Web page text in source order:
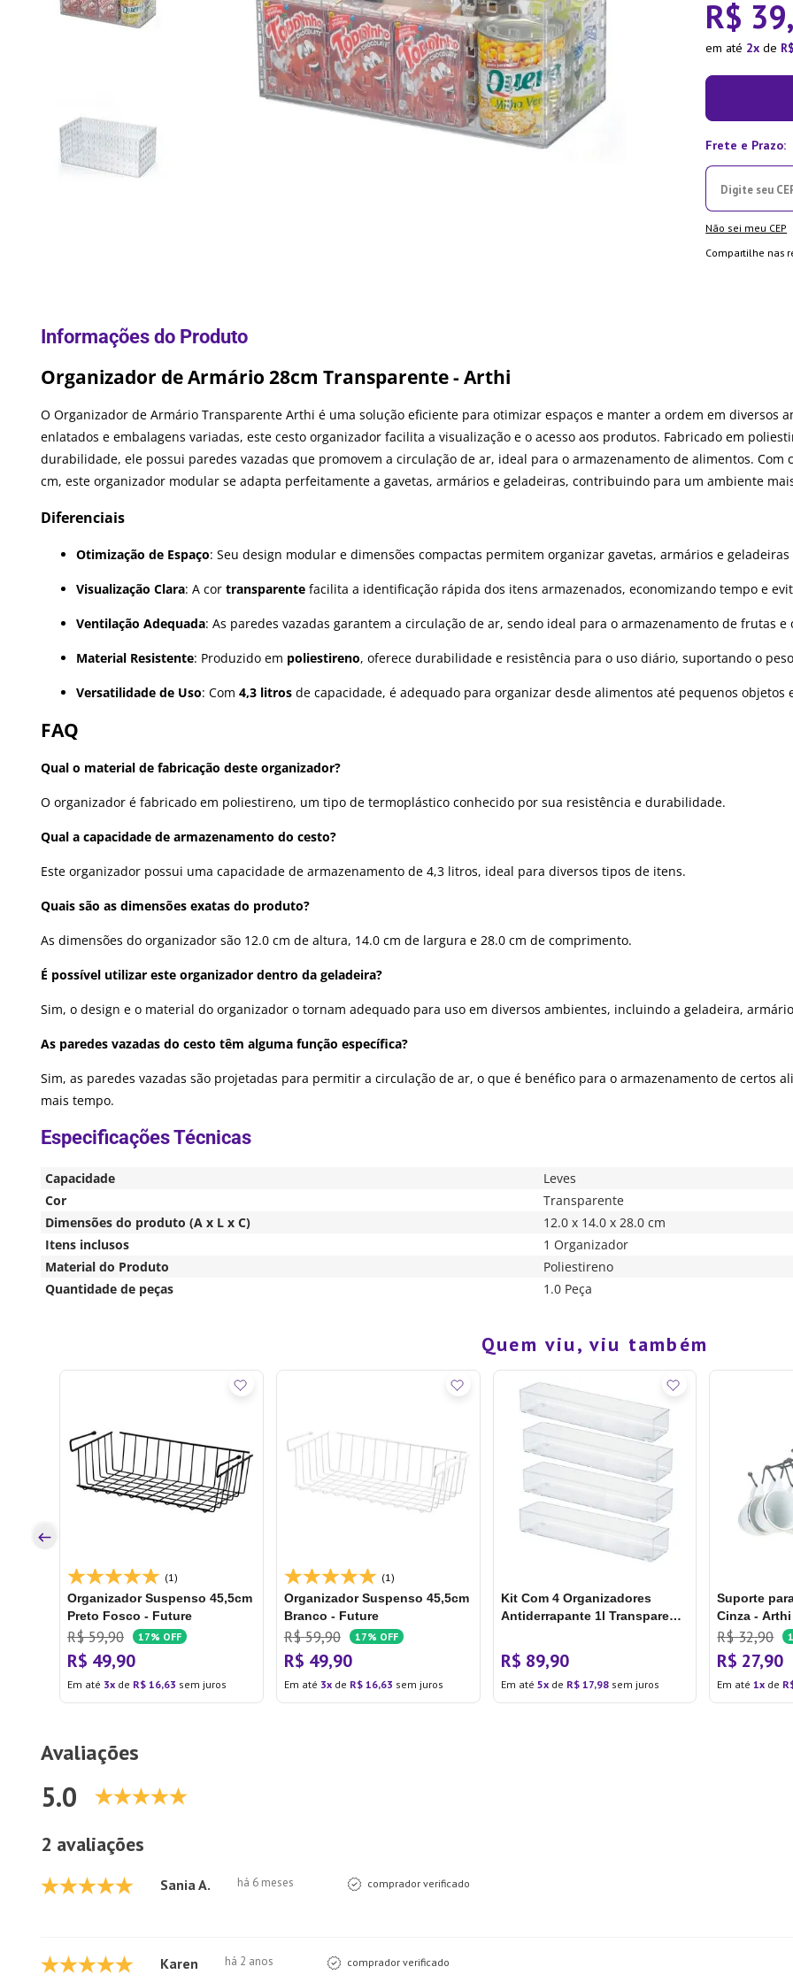
R$ 39,
em até 2 de R$
Não sei meu CEP
Compartilhe nas
Organizador de Armário 28cm Transparente - Arthi
O Organizador de Armário Transparente Arthi é uma solução eficiente para otimizar espaços e manter a ordem em diversos
enlatados e embalagens variadas, este cesto organizador facilita a visualização e o acesso aos produtos. Fabricado em
durabilidade, ele possui paredes vazadas que promovem a circulação de ar, ideal para o armazenamento de alimentos. Com
cm, este organizador modular se adapta perfeitamente a gavetas, armários e geladeiras, contribuindo para um ambiente
Diferenciais
Otimização de Espaço: Seu design modular e dimensões compactas permitem organizar gavetas, armários e
Visualização Clara: A cor transparente facilita a identificação rápida dos itens armazenados, economizando tempo e
Ventilação Adequada: As paredes vazadas garantem a circulação de ar, sendo ideal para o armazenamento de frutas
Material Resistente: Produzido em poliestireno, oferece durabilidade e resistência para o uso diário, suportando o
Versatilidade de Uso: Com 4,3 litros de capacidade, é adequado para organizar desde alimentos até pequenos objetos
FAQ
Qual o material de fabricação deste organizador?
O organizador é fabricado em poliestireno, um tipo de termoplástico conhecido por sua resistência e durabilidade.
Qual a capacidade de armazenamento do cesto?
Este organizador possui uma capacidade de armazenamento de 4,3 litros, ideal para diversos tipos de itens.
Quais são as dimensões exatas do produto?
As dimensões do organizador são 12.0 cm de altura, 14.0 cm de largura e 28.0 cm de comprimento.
É possível utilizar este organizador dentro da geladeira?
Sim, o design e o material do organizador o tornam adequado para uso em diversos ambientes, incluindo a geladeira,
As paredes vazadas do cesto têm alguma função específica?
Sim, as paredes vazadas são projetadas para permitir a circulação de ar, o que é benéfico para o armazenamento de certos
mais tempo.
Capacidade
Leves
Cor
Transparente
Dimensões do produto (A x L x C)
12.0 x 14.0 x 28.0 cm
Itens inclusos
1 Organizador
Material do Produto
Poliestireno
Quantidade de peças
1.0 Peça
Quem viu, viu também
(1)
Organizador Suspenso 45,5cm
Preto Fosco - Future
R$ 59,90 17% OFF
R$ 49,90
Em até 3 de R$ 16,63 sem juros
(1)
Organizador Suspenso 45,5cm
Branco - Future
R$ 59,90 17% OFF
R$ 49,90
Em até 3 de R$ 16,63 sem juros
Kit Com 4 Organizadores
Antiderrapante 1l Transparente
R$ 89,90
Em até 5 de R$ 17,98sem juros
Suporte
Cinza - Arthi
R$ 32,90
R$ 27,90
Em até1 de
Avaliações
5.0
2 avaliações
Sania A. há 6 meses comprador verificado
Karen há 2 anos comprador verificado
10º Lixeira